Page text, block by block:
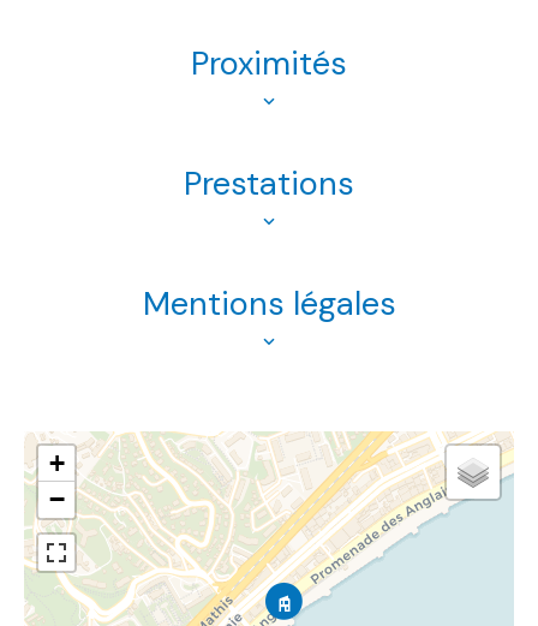
Proximités
Prestations
Mentions légales
+
−